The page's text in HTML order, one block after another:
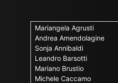
Mariangela Agrusti
Andrea Amendolagine
Sonja Annibaldi
Leandro Barsotti
Mariano Brustio
Michele Caccamo